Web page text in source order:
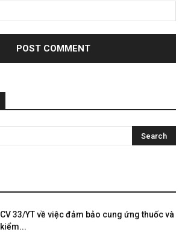
CV 33/YT về việc đảm bảo cung ứng thuốc và
kiểm...